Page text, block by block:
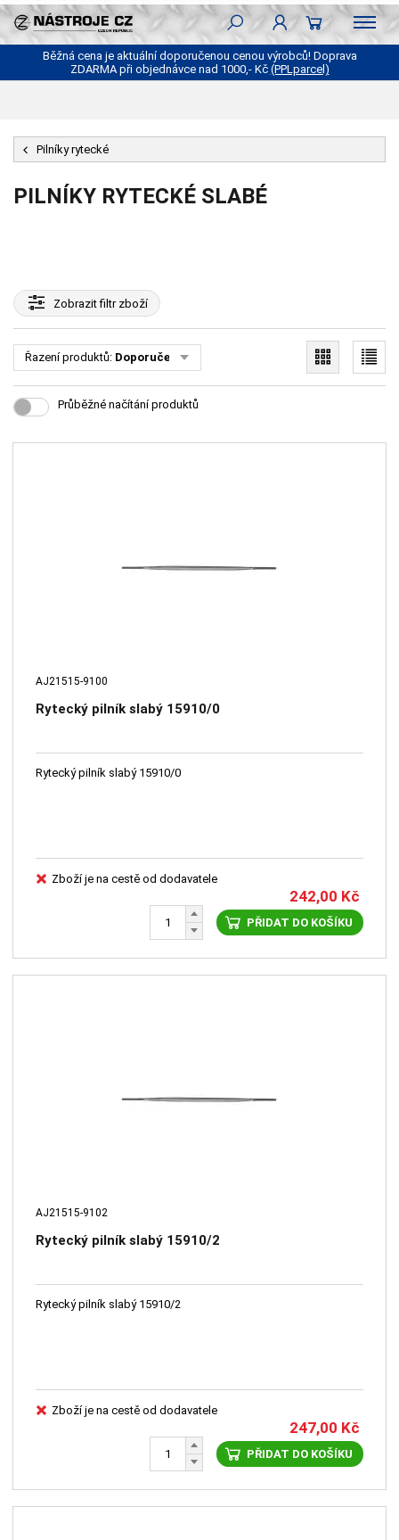
Běžná cena je aktuální doporučenou cenou výrobců! Doprava
ZDARMA při objednávce nad 1000,- Kč (PPLparcel)
Pilníky rytecké
PILNÍKY RYTECKÉ SLABÉ
Zobrazitfiltr zboží
Řazení produktů: Doporučené
Průběžné načítání produktů
AJ21515-9100
Rytecký pilník slabý 15910/0
Rytecký pilník slabý 15910/0
Zboží je na cestě od dodavatele
242,00 Kč
PŘIDAT DO KOŠÍKU
AJ21515-9102
Rytecký pilník slabý 15910/2
Rytecký pilník slabý 15910/2
Zboží je na cestě od dodavatele
247,00 Kč
PŘIDAT DO KOŠÍKU